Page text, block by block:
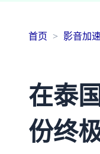
首页 影音加
在泰
份终